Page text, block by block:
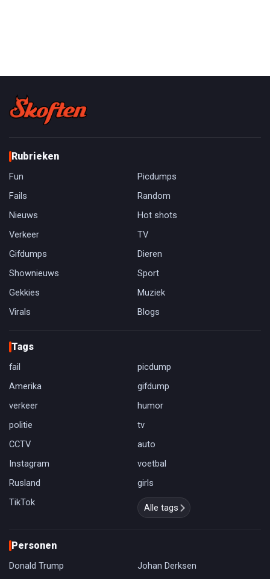
Rubrieken
Fun
Picdumps
Fails
Random
Nieuws
Hot shots
Verkeer
TV
Gifdumps
Dieren
Shownieuws
Sport
Gekkies
Muziek
Virals
Blogs
Tags
fail
picdump
Amerika
gifdump
verkeer
humor
politie
tv
CCTV
auto
Instagram
voetbal
Rusland
girls
TikTok
Alle tags
Personen
Donald Trump
Johan Derksen